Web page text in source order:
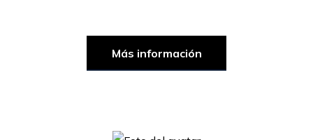
Más información